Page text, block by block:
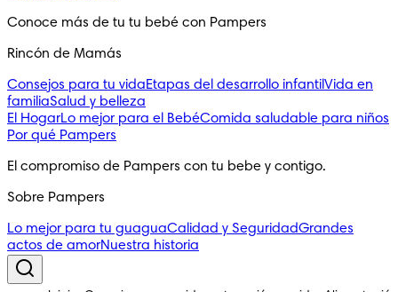
Conoce más de tu tu bebé con Pampers
Rincón de Mamás
Consejos para tu vidaEtapas del desarrollo infantilVida en
familiaSalud y belleza
El HogarLo mejor para el BebéComida saludable para niños
Por qué Pampers
El compromiso de Pampers con tu bebe y contigo.
Sobre Pampers
Lo mejor para tu guaguaCalidad y SeguridadGrandes
actos de amorNuestra historia